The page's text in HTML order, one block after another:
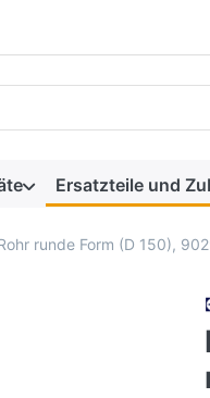
Während Sie tippen,
Ersatzteile und
runde Form (D 150),